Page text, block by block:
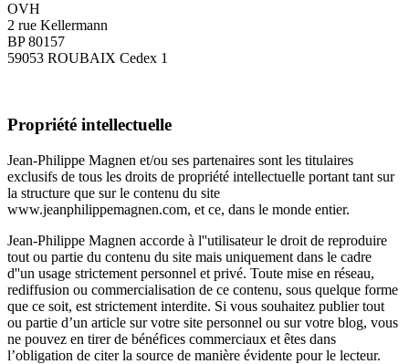
OVH
2 rue Kellermann
BP 80157
59053 ROUBAIX Cedex 1
Propriété intellectuelle
Jean-Philippe Magnen et/ou ses partenaires sont les titulaires
exclusifs de tous les droits de propriété intellectuelle portant tant sur
la structure que sur le contenu du site
www.jeanphilippemagnen.com, et ce, dans le monde entier.
Jean-Philippe Magnen accorde à l''utilisateur le droit de reproduire
tout ou partie du contenu du site mais uniquement dans le cadre
d''un usage strictement personnel et privé. Toute mise en réseau,
rediffusion ou commercialisation de ce contenu, sous quelque forme
que ce soit, est strictement interdite. Si vous souhaitez publier tout
ou partie d’un article sur votre site personnel ou sur votre blog, vous
ne pouvez en tirer de bénéfices commerciaux et êtes dans
l’obligation de citer la source de manière évidente pour le lecteur.